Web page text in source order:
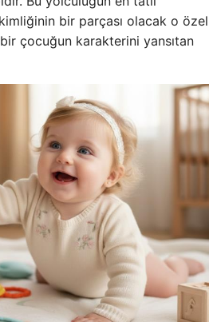
bir parçası olacak o özel
çocuğun karakterini yansıtan